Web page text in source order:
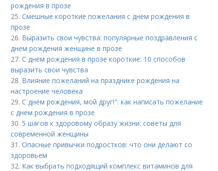
рождения в прозе
25.Смешные короткие пожелания с днем рождения в
прозе
26. Выразить свои чувства: популярные поздравления с
днем рождения женщине в прозе
27.С днём рождения в прозе короткие: 10 способов
выразить свои чувства
28. Влияние пожеланий на празднике рождения на
настроение человека
29.С днём рождения, мой друг!": как написать пожелание
с днем рождения в прозе
30. 5 шагов к здоровому образу жизни: советы для
современной женщины
31.Опасные привычки подростков: что они делают со
здоровьем
32. Как выбрать подходящий комплекс витаминов для